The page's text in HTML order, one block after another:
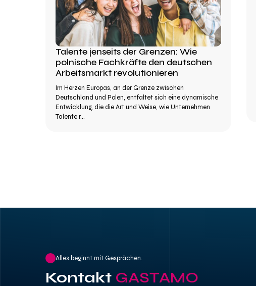
Talente jenseits der Grenzen: Wie
polnische Fachkräfte den deutschen
Arbeitsmarkt revolutionieren
Im Herzen Europas, an der Grenze zwischen
Deutschland und Polen, entfaltet sich eine dynamische
Entwicklung, die die Art und Weise, wie Unternehmen
Talente r...
Alles beginnt mit Gesprächen.
Kontakt GASTAMO